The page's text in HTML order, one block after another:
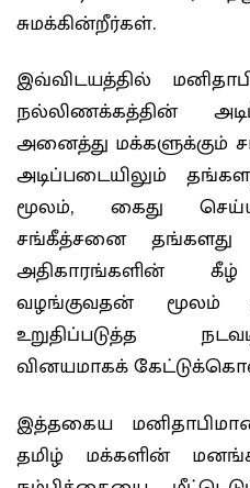
சுமக்கின்றீர்கள்.
இவ்விடயத்தில்
நல்லிணக்கத்தின்
அனைத்து மக்களுக்கும்
அடிப்படையிலும்
மூலம், கைது
சங்கீத்சனை தங்களது
அதிகாரங்களின்
வழங்குவதன் மூலம்
உறுதிப்படுத்த
வினயமாகக்
இத்தகைய
தமிழ் மக்களின்